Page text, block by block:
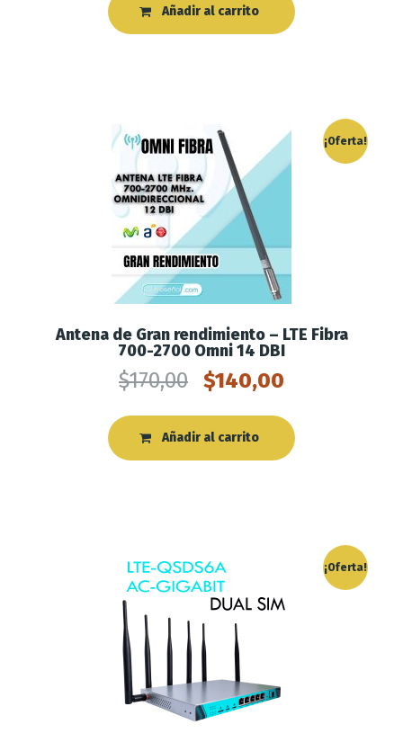
Añadir al carrito
¡Oferta!
Antena de Gran rendimiento – LTE Fibra
700-2700 Omni 14 DBI
$170,00 $140,00
Añadir al carrito
¡Oferta!